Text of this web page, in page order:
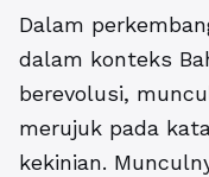
Dalam
dalam konteks
berevolusi,
merujuk pada
kekinian.